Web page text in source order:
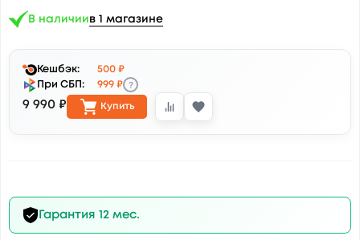
В наличиив 1 магазине
Кешбэк:
500 ₽
При СБП:
999 ₽ ?
9 990 ₽ Купить
Гарантия 12 мес.